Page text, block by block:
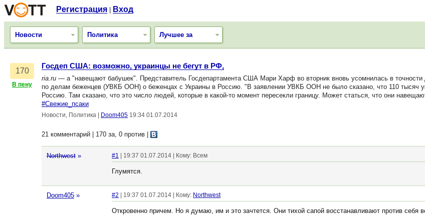
Регистрация Вход
Новости Политика Лучшее за
170
В пену
Госдеп США: возможно, украинцы не бегут в РФ,
ria.ru — а "навещают бабушек". Представитель Госдепартамента США Мари Харф во вторник вновь усомнилась в точности
по делам беженцев (УВКБ ООН) о беженцах с Украины в Россию. "В заявлении УВКБ ООН не было сказано, что 110 тысяч
Россию. Там сказано, что это число людей, которые в какой-то момент пересекли границу. Может статься, что они
#Свежие_псаки
Новости, Политика Doom405 19:34 01.07.2014
21 комментарий | 170 за, 0 против
Northwest » #1 | 19:37 01.07.2014 | Кому: Всем
Глумятся.
Doom405 » #2 | 19:37 01.07.2014 | Кому: Northwest
Откровенно причем. Но я думаю, им и это зачтется. Они тихой сапой восстанавливают против себя